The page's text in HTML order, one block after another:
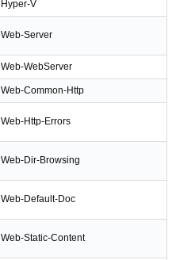
Hyper-V
Web-Server
Web-WebServer
Web-Common-Http
Web-Http-Errors
Web-Dir-Browsing
Web-Default-Doc
Web-Static-Content